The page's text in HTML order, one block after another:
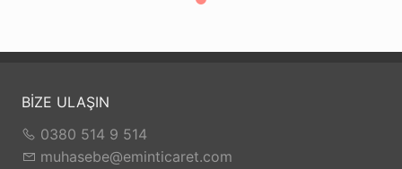
BİZE ULAŞIN
0380 514 9 514
muhasebe@eminticaret.com